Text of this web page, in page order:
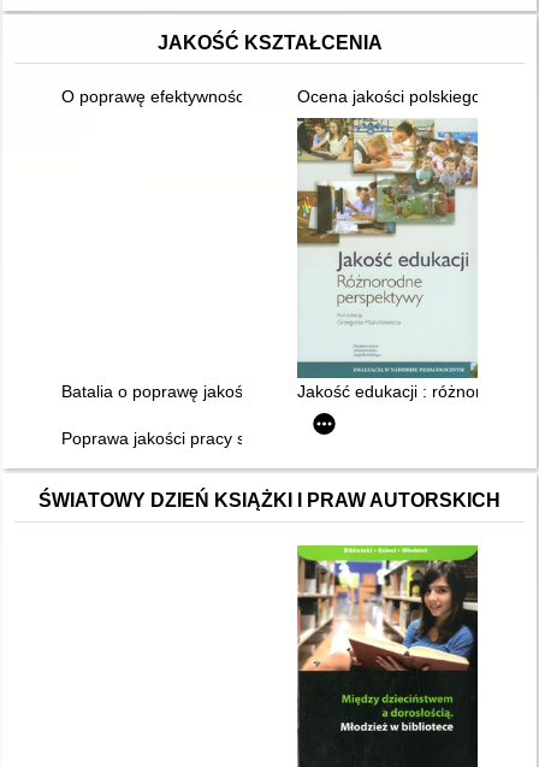
JAKOŚĆ KSZTAŁCENIA
O poprawę efektywności kształceniaOcena jakości polskiego
Batalia o poprawę jakości kształceniaJakość edukacji : różnorodne
Poprawa jakości pracy szkoły : program Smart, komponent
ŚWIATOWY DZIEŃ KSIĄŻKI I PRAW AUTORSKICH